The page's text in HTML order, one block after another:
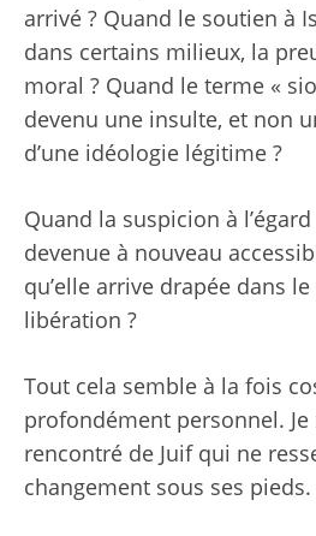
arrivé ? Quand le soutien à
dans certains milieux, la
moral ? Quand le terme «
devenu une insulte, et non
d’une idéologie légitime ?
Quand la suspicion à
devenue à nouveau
qu’elle arrive drapée dans
libération ?
Tout cela semble à la fois
profondément personnel.
rencontré de Juif qui ne
changement sous ses pieds.